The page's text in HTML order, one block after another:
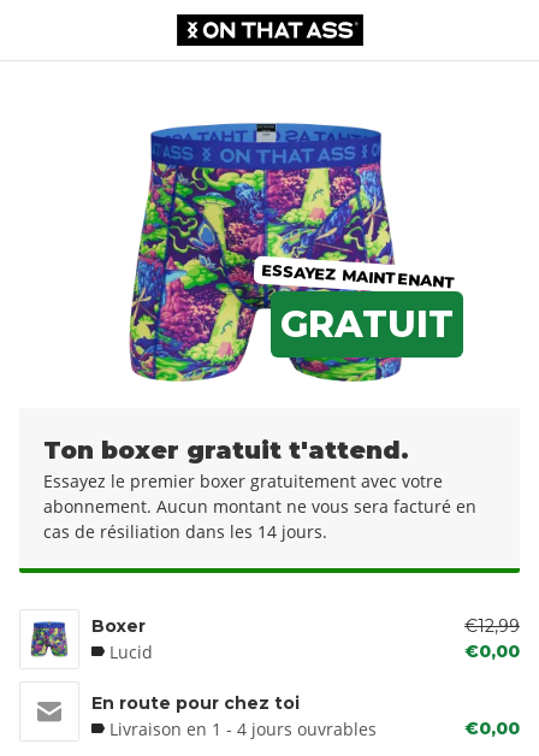
ESSAYEZ MAINTENANT
GRATUIT
Ton boxer gratuit t'attend.
Essayez le premier boxer gratuitement avec votre
abonnement. Aucun montant ne vous sera facturé en
cas de résiliation dans les 14 jours.
Boxer
Lucid
€12,99
€0,00
En route pour chez toi
Livraison en 1 - 4 jours ouvrables €0,00